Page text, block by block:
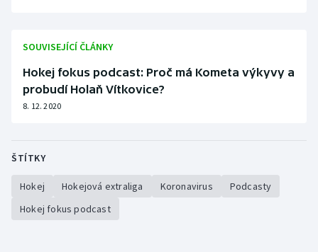
Short track
Sportovní střelba
Veslování
SOUVISEJÍCÍ ČLÁNKY
Hokej fokus podcast: Proč má Kometa výkyvy a
probudí Holaň Vítkovice?
8. 12. 2020
ŠTÍTKY
Hokej Hokejová extraliga Koronavirus
Podcasty
Hokej fokus podcast